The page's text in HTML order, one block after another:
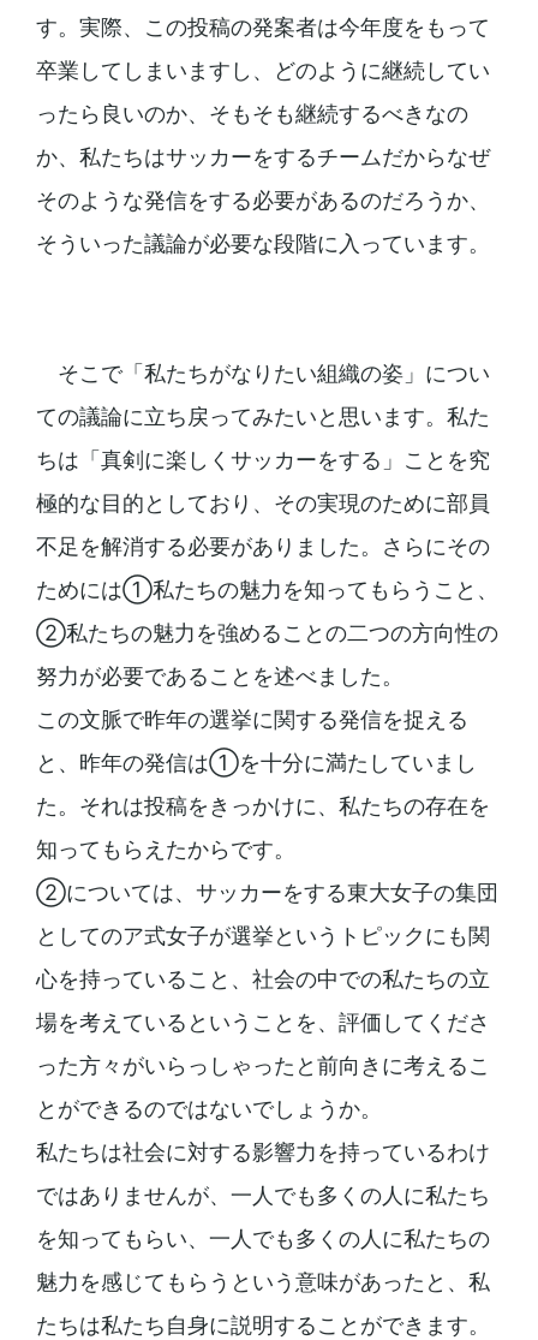
す。実際、この投稿の発案者は今年度をもって
卒業してしまいますし、どのように継続してい
ったら良いのか、そもそも継続するべきなの
か、私たちはサッカーをするチームだからなぜ
そのような発信をする必要があるのだろうか、
そういった議論が必要な段階に入っています。
そこで「私たちがなりたい組織の姿」につい
ての議論に立ち戻ってみたいと思います。私た
ちは「真剣に楽しくサッカーをする」ことを究
極的な目的としており、その実現のために部員
不足を解消する必要がありました。さらにその
ためには①私たちの魅力を知ってもらうこと、
②私たちの魅力を強めることの二つの方向性の
努力が必要であることを述べました。
この文脈で昨年の選挙に関する発信を捉える
と、昨年の発信は①を十分に満たしていまし
た。それは投稿をきっかけに、私たちの存在を
知ってもらえたからです。
②については、サッカーをする東大女子の集団
としてのア式女子が選挙というトピックにも関
心を持っていること、社会の中での私たちの立
場を考えているということを、評価してくださ
った方々がいらっしゃったと前向きに考えるこ
とができるのではないでしょうか。
私たちは社会に対する影響力を持っているわけ
ではありませんが、一人でも多くの人に私たち
を知ってもらい、一人でも多くの人に私たちの
魅力を感じてもらうという意味があったと、私
たちは私たち自身に説明することができます。